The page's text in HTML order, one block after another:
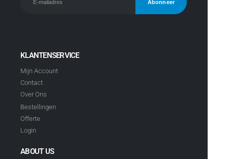
KLANTENSERVICE
Mijn Account
Contact
Over Ons
Bestellingen
Offerte
Login
ABOUT US